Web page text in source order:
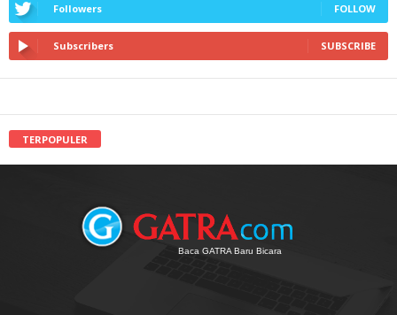
Followers FOLLOW
Subscribers SUBSCRIBE
TERPOPULER
Baca GATRA Baru Bicara